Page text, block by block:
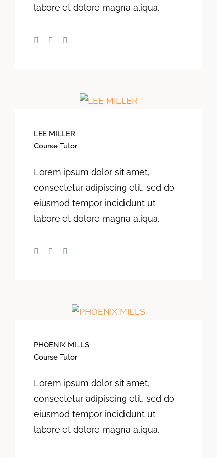
labore et dolore magna aliqua.
LEE MILLER
Course Tutor
Lorem ipsum dolor sit amet,
consectetur adipiscing elit, sed do
eiusmod tempor incididunt ut
labore et dolore magna aliqua.
PHOENIX MILLS
Course Tutor
Lorem ipsum dolor sit amet,
consectetur adipiscing elit, sed do
eiusmod tempor incididunt ut
labore et dolore magna aliqua.